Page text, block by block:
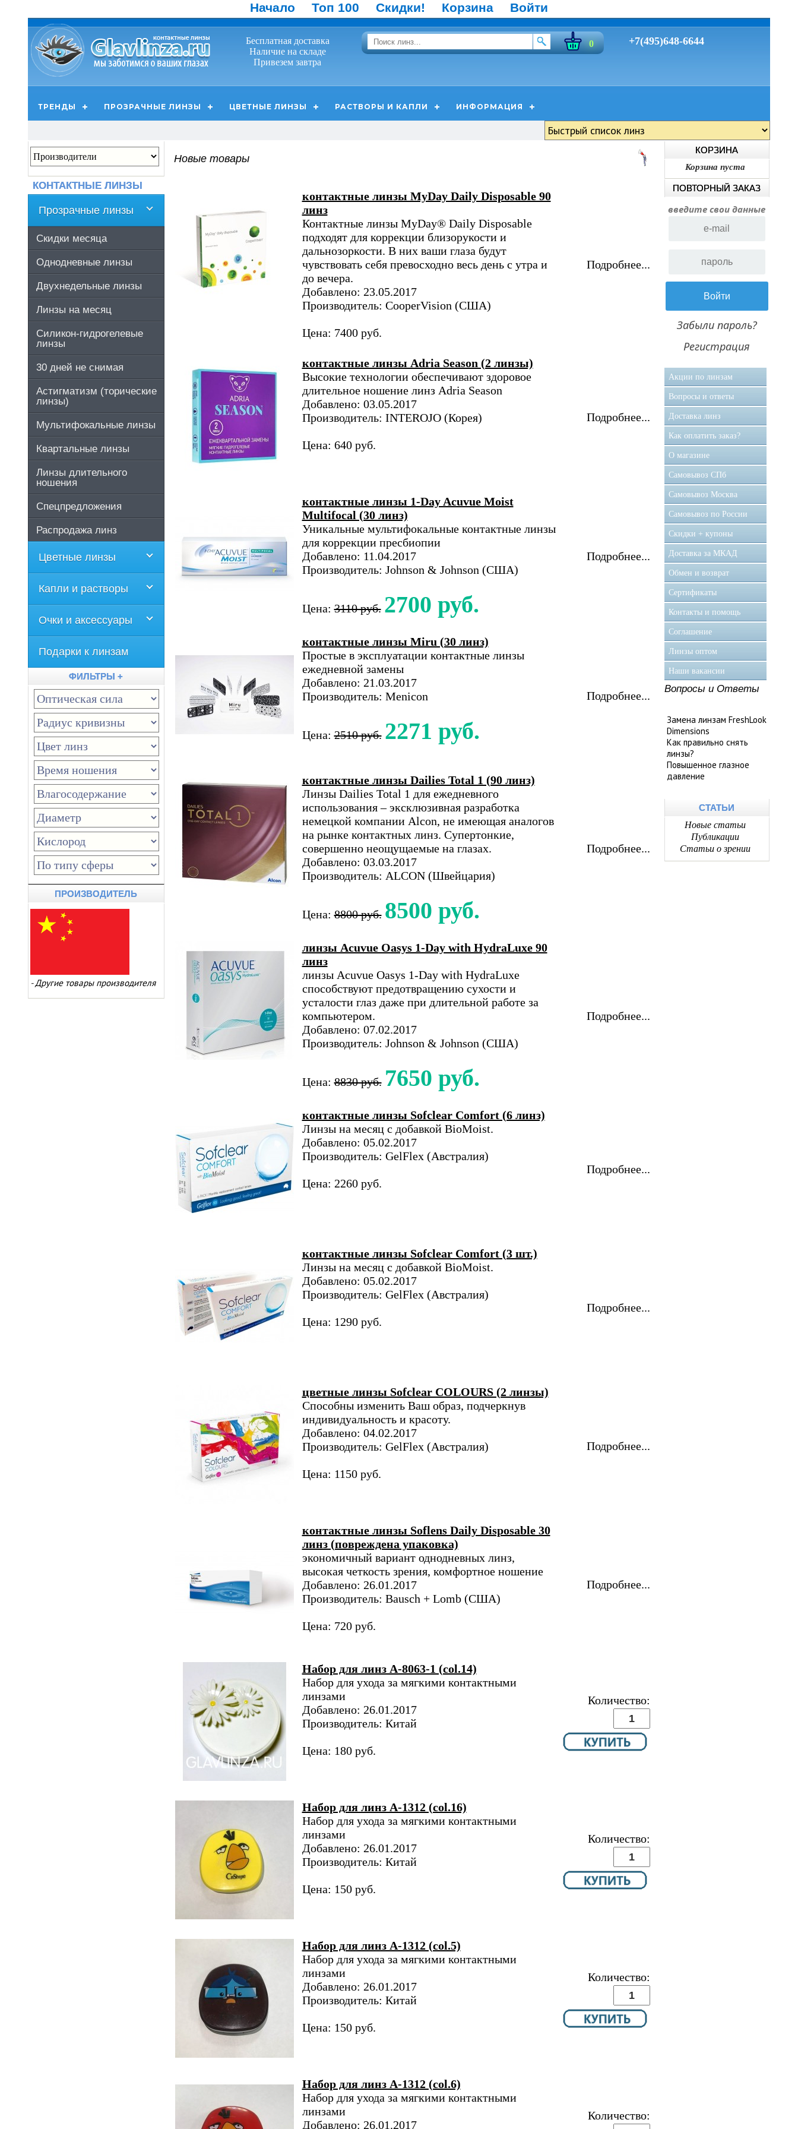
Начало Топ 100 Скидки! Корзина Войти
Бесплатная доставка
Наличие на складе
Привезем завтра
0 +7(495)648-6644
ТРЕНДЫ ПРОЗРАЧНЫЕ ЛИНЗЫ ЦВЕТНЫЕ ЛИНЗЫ РАСТВОРЫ И КАПЛИ ИНФОРМАЦИЯ
Новые товары
контактные линзы MyDay Daily Disposable 90
линз
Контактные линзы MyDay® Daily Disposable
подходят для коррекции близорукости и
дальнозоркости. В них ваши глаза будут
чувствовать себя превосходно весь день с утра и
до вечера.
Добавлено: 23.05.2017
Производитель: CooperVision (США)
Цена: 7400 руб.
Подробнее...
контактные линзы Adria Season (2 линзы)
Высокие технологии обеспечивают здоровое
длительное ношение линз Adria Season
Добавлено: 03.05.2017
Производитель: INTEROJO (Корея)
Цена: 640 руб.
Подробнее...
контактные линзы 1-Day Acuvue Moist
Multifocal (30 линз)
Уникальные мультифокальные контактные линзы
для коррекции пресбиопии
Добавлено: 11.04.2017
Производитель: Johnson & Johnson (США)
Цена:3110 руб. 2700 руб.
Подробнее...
контактные линзы Miru (30 линз)
Простые в эксплуатации контактные линзы
ежедневной замены
Добавлено: 21.03.2017
Производитель: Menicon
Цена:2510 руб. 2271 руб.
Подробнее...
контактные линзы Dailies Total 1 (90 линз)
Линзы Dailies Total 1 для ежедневного
использования – эксклюзивная разработка
немецкой компании Alcon, не имеющая аналогов
на рынке контактных линз. Супертонкие,
совершенно неощущаемые на глазах.
Добавлено: 03.03.2017
Производитель: ALCON (Швейцария)
Цена:8800 руб. 8500 руб.
Подробнее...
линзы Acuvue Oasys 1-Day with HydraLuxe 90
линз
линзы Acuvue Oasys 1-Day with HydraLuxe
способствуют предотвращению сухости и
усталости глаз даже при длительной работе за
компьютером.
Добавлено: 07.02.2017
Производитель: Johnson & Johnson (США)
Цена:8830 руб. 7650 руб.
Подробнее...
контактные линзы Sofclear Comfort (6 линз)
Линзы на месяц с добавкой BioMoist.
Добавлено: 05.02.2017
Производитель: GelFlex (Австралия)
Цена: 2260 руб.
Подробнее...
контактные линзы Sofclear Comfort (3 шт.)
Линзы на месяц с добавкой BioMoist.
Добавлено: 05.02.2017
Производитель: GelFlex (Австралия)
Цена: 1290 руб.
Подробнее...
цветные линзы Sofclear COLOURS (2 линзы)
Способны изменить Ваш образ, подчеркнув
индивидуальность и красоту.
Добавлено: 04.02.2017
Производитель: GelFlex (Австралия)
Цена: 1150 руб.
Подробнее...
контактные линзы Soflens Daily Disposable 30
линз (повреждена упаковка)
экономичный вариант однодневных линз,
высокая четкость зрения, комфортное ношение
Добавлено: 26.01.2017
Производитель: Bausch + Lomb (США)
Цена: 720 руб.
Подробнее...
Набор для линз A-8063-1 (col.14)
Набор для ухода за мягкими контактными
линзами
Добавлено: 26.01.2017
Производитель: Китай
Цена: 180 руб.
Количество:
Набор для линз A-1312 (col.16)
Набор для ухода за мягкими контактными
линзами
Добавлено: 26.01.2017
Производитель: Китай
Цена: 150 руб.
Количество:
Набор для линз A-1312 (col.5)
Набор для ухода за мягкими контактными
линзами
Добавлено: 26.01.2017
Производитель: Китай
Цена: 150 руб.
Количество:
Набор для линз A-1312 (col.6)
Набор для ухода за мягкими контактными
линзами
Добавлено: 26.01.2017
Количество:
КОНТАКТНЫЕ ЛИНЗЫ
Прозрачные линзы
Скидки месяца
Однодневные линзы
Двухнедельные линзы
Линзы на месяц
Силикон-гидрогелевые
линзы
30 дней не снимая
Астигматизм (торические
линзы)
Мультифокальные линзы
Квартальные линзы
Линзы длительного
ношения
Спецпредложения
Распродажа линз
Цветные линзы
Капли и растворы
Очки и аксессуары
Подарки к линзам
ФИЛЬТРЫ +
ПРОИЗВОДИТЕЛЬ
-Другие товары производителя
КОРЗИНА
Корзина пуста
ПОВТОРНЫЙ ЗАКАЗ
введите свои данные
Забыли пароль?
Регистрация
Акции по линзам
Вопросы и ответы
Доставка линз
Как оплатить заказ?
О магазине
Самовывоз CПб
Самовывоз Москва
Самовывоз по России
Скидки + купоны
Доставка за МКАД
Обмен и возврат
Сертификаты
Контакты и помощь
Соглашение
Линзы оптом
Наши вакансии
Вопросы и Ответы
Замена линзам FreshLook
Dimensions
Как правильно снять
линзы?
Повышенное глазное
давление
СТАТЬИ
Новые статьи
Публикации
Статьи о зрении